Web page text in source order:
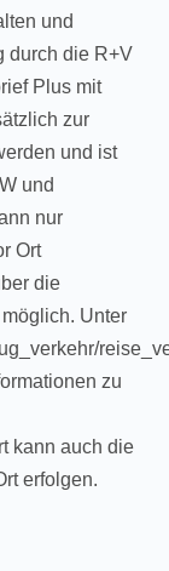
und
durch die R+V
Plus mit
zur
und ist
und
nur
Ort
die
Unter
zu
kann auch die
erfolgen.